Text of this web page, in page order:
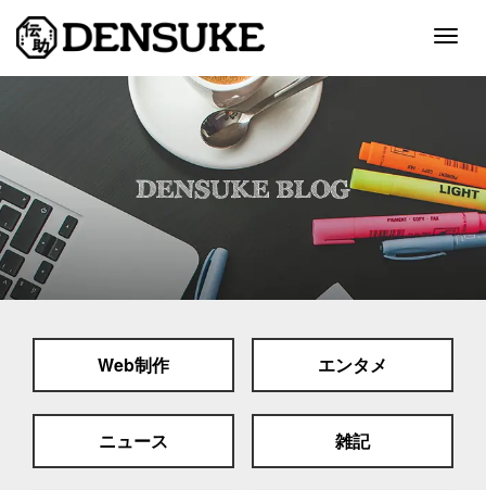
制作実績
会社案内
スタッフブログ
Web制作 エンタメ
ニュース 雑記